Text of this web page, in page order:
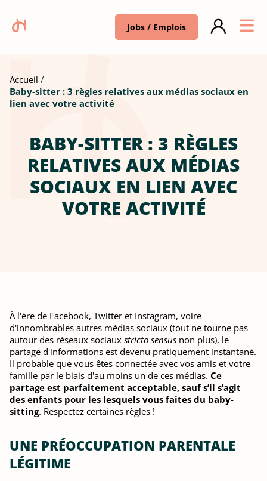
Jobs / Emplois
Accueil
Baby-sitter : 3 règles relatives aux médias sociaux en
lien avec votre activité
BABY-SITTER : 3 RÈGLES
RELATIVES AUX MÉDIAS
SOCIAUX EN LIEN AVEC
VOTRE ACTIVITÉ
À l'ère de Facebook, Twitter et Instagram, voire
d'innombrables autres médias sociaux (tout ne tourne pas
autour des réseaux sociaux stricto sensus non plus), le
partage d'informations est devenu pratiquement instantané.
Il probable que vous êtes connectée avec vos amis et votre
famille par le biais d'au moins un de ces médias. Ce
partage est parfaitement acceptable, sauf s’il s’agit
des enfants pour les lesquels vous faites du baby-
sitting. Respectez certaines règles !
UNE PRÉOCCUPATION PARENTALE
LÉGITIME